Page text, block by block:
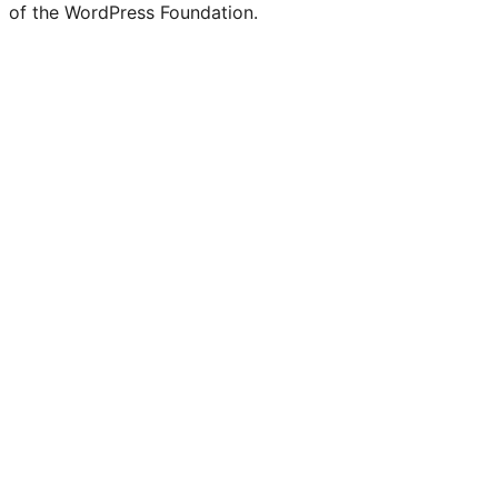
of the WordPress Foundation.